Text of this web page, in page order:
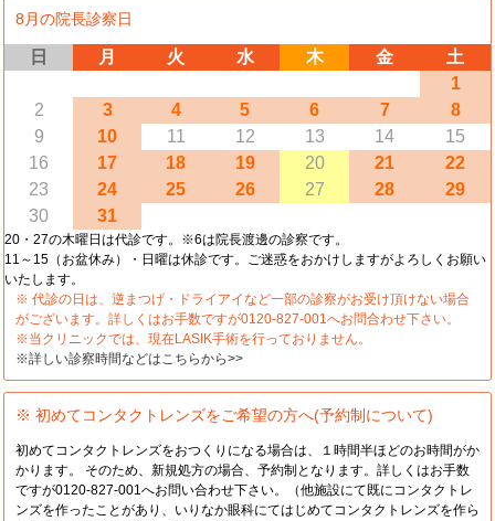
8月の院長診察日
日 月 火 水 木 金
土
1
2
3 4 5 6 7
8
9
10 11 12 13 14
15
16
17 18 19 20 21
22
23
24 25 26 27 28
29
30
31
20・27の木曜日は代診です。※6は院長渡邊の診察です。
11～15（お盆休み）・日曜は休診です。ご迷惑をおかけしますがよろしくお願い
いたします。
※ 代診の日は、逆まつげ・ドライアイなど一部の診察がお受け頂けない場合
がございます。詳しくはお手数ですが0120-827-001へお問合わせ下さい。
※当クリニックでは、現在LASIK手術を行っておりません。
※詳しい診察時間などはこちらから>>
※ 初めてコンタクトレンズをご希望の方へ(予約制について)
初めてコンタクトレンズをおつくりになる場合は、１時間半ほどのお時間がか
かります。 そのため、新規処方の場合、予約制となります。詳しくはお手数
ですが0120-827-001へお問い合わせ下さい。（他施設にて既にコンタクトレ
ンズを作ったことがあり、いりなか眼科にてはじめてコンタクトレンズを作ら